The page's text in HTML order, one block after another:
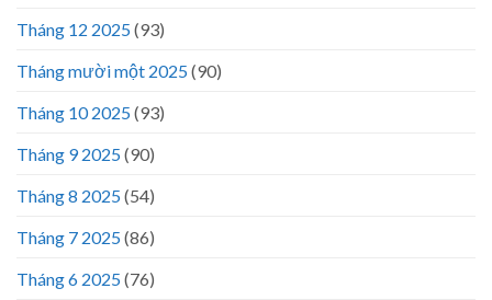
Tháng 12 2025(93)
Tháng mười một 2025(90)
Tháng 10 2025(93)
Tháng 9 2025(90)
Tháng 8 2025(54)
Tháng 7 2025(86)
Tháng 6 2025(76)